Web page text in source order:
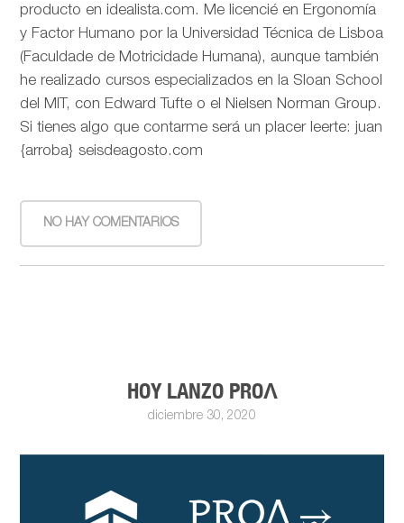
producto en idealista.com. Me licencié en Ergonomía
y Factor Humano por la Universidad Técnica de Lisboa
(Faculdade de Motricidade Humana), aunque también
he realizado cursos especializados en la Sloan School
del MIT, con Edward Tufte o el Nielsen Norman Group.
Si tienes algo que contarme será un placer leerte: juan
{arroba} seisdeagosto.com
NO HAY COMENTARIOS
HOY LANZO PROΛ
diciembre 30, 2020